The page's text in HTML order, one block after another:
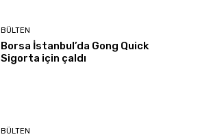
BÜLTEN
Borsa İstanbul’da Gong Quick
Sigorta için çaldı
BÜLTEN